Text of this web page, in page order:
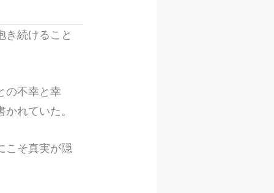
き続けること
の不幸と幸
れていた。
こそ真実が隠